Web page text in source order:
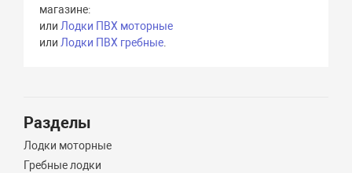
магазине:
или Лодки ПВХ моторные
или Лодки ПВХ гребные
Разделы
Лодки моторные
Гребные лодки